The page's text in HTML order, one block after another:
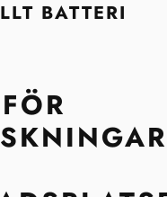
BATTERI